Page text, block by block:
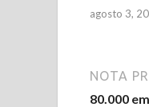
agosto 3,
NOTA
80.000